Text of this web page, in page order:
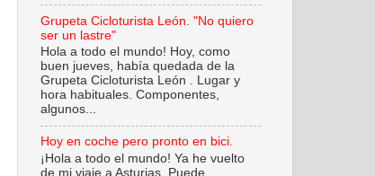
Grupeta Cicloturista León. "No quiero
ser un lastre"
Hola a todo el mundo! Hoy, como
buen jueves, había quedada de la
Grupeta Cicloturista León . Lugar y
hora habituales. Componentes,
algunos...
Hoy en coche pero pronto en bici.
¡Hola a todo el mundo! Ya he vuelto
de mi viaje a Asturias. Puede